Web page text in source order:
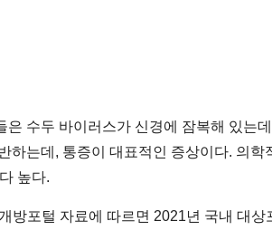
수두 바이러스가 신경에 잠복해 있는
는데, 통증이 대표적인 증상이다. 의
높다.
포털 자료에 따르면 2021년 국내 대